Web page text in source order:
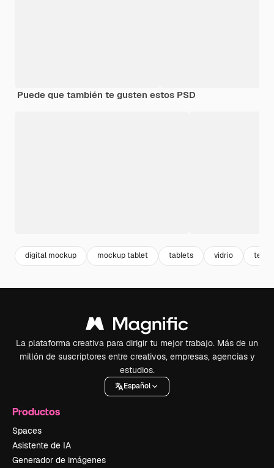
Puede que también te gusten estos PSD
digital mockup mockup tablet tablets vidrio
La plataforma creativa para dirigir tu mejor trabajo. Más de un
millón de suscriptores entre creativos, empresas, agencias y
estudios.
Español
Productos
Spaces
Asistente de IA
Generador de imágenes